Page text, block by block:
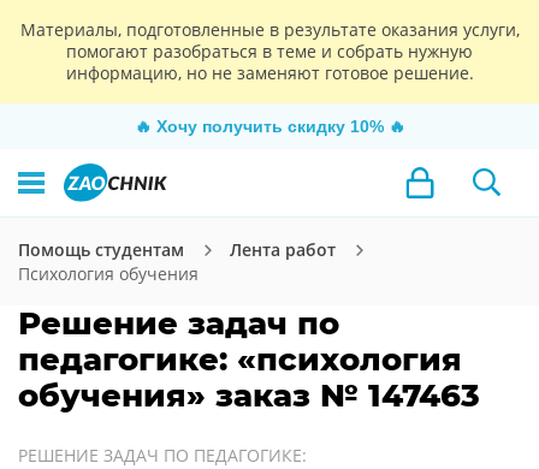
Материалы, подготовленные в результате оказания услуги,
помогают разобраться в теме и собрать нужную
информацию, но не заменяют готовое решение.
🔥 Хочу получить скидку 10% 🔥
Помощь студентам
Лента работ
Психология обучения
Решение задач по
педагогике: «психология
обучения» заказ № 147463
РЕШЕНИЕ ЗАДАЧ ПО ПЕДАГОГИКЕ: